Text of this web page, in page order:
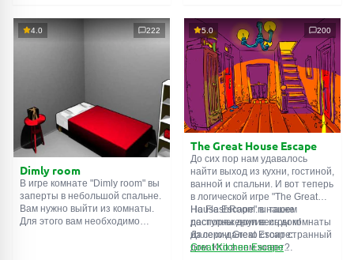
их, чтобы выйти. Выход из
одной комнаты является
смекалки попробуйте решить
все, приготовленные авторами
для вас, головоломки и найти
выход на свободу.
Внимательно осмотрите
помещение, возможно вы
сможете найти какие-нибудь
подсказки. Желаем удачи!
4.0 222
Dimly room
В игре комнате "Dimly room" вы
заперты в небольшой спальне.
Вам нужно выйти из комнаты.
Для этого вам необходимо
5.0 200
The Great House Escape
До сих пор нам удавалось
найти выход из кухни, гостиной,
ванной и спальни. И вот теперь
в логической игре "The Great
House Escape" в нашем
распоряжении весь дом!
Далеко-далеко стоит странный
дом. Кто в нем живет?
На FlashRoom.ru также
доступны другие игры комнаты
из серии Great Escape:
Great Kitchen Escape